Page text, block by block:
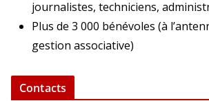
journalistes, techniciens,
Plus de 3 000 bénévoles (à
gestion associative)
Contacts